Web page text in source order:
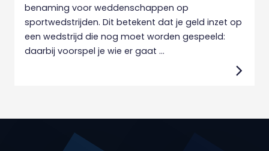
benaming voor weddenschappen op
sportwedstrijden. Dit betekent dat je geld inzet op
een wedstrijd die nog moet worden gespeeld:
daarbij voorspel je wie er gaat ...